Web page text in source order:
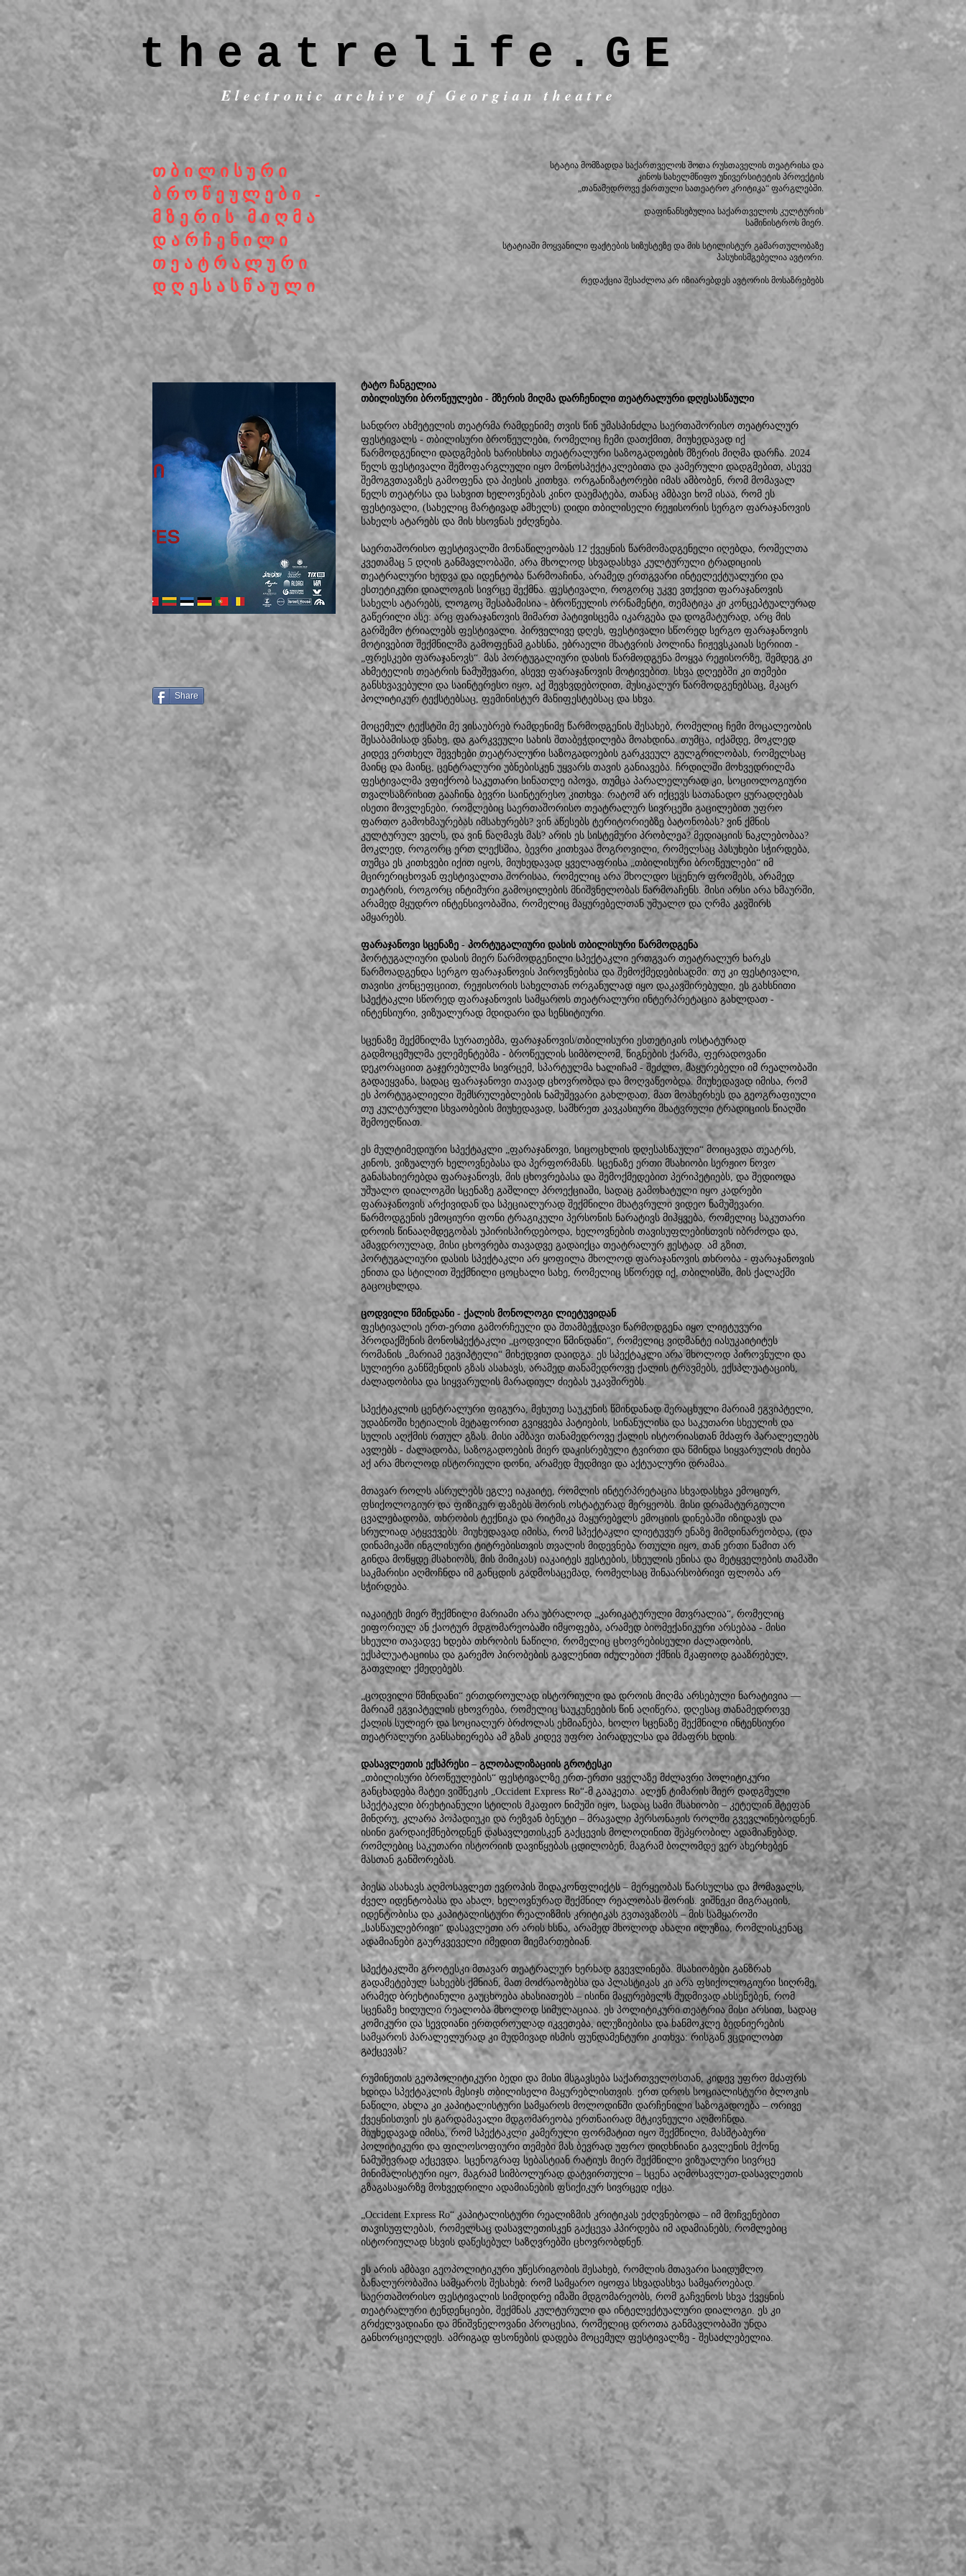
theatrelife.GE
Electronic archive of Georgian theatre
თბილისური
ბროწეულები -
მზერის მიღმა
დარჩენილი
თეატრალური
დღესასწაული
სტატია მომზადდა საქართველოს შოთა რუსთაველის თეატრისა და
კინოს სახელმწიფო უნივერსიტეტის პროექტის
„თანამედროვე ქართული სათეატრო კრიტიკა“ ფარგლებში.
დაფინანსებულია საქართველოს კულტურის
სამინისტროს მიერ.
სტატიაში მოყვანილი ფაქტების სიზუსტეზე და მის სტილისტურ გამართულობაზე
პასუხისმგებელია ავტორი.
რედაქცია შესაძლოა არ იზიარებდეს ავტორის მოსაზრებებს
Share
ტატო ჩანგელია
თბილისური ბროწეულები - მზერის მიღმა დარჩენილი თეატრალური დღესასწაული
სანდრო ახმეტელის თეატრმა რამდენიმე თვის წინ უმასპინძლა საერთაშორისო თეატრალურ
ფესტივალს - თბილისური ბროწეულები, რომელიც ჩემი დათქმით, მიუხედავად იქ
წარმოდგენილი დადგმების ხარისხისა თეატრალური საზოგადოების მზერის მიღმა დარჩა. 2024
წელს ფესტივალი შემოფარგლული იყო მონოსპექტაკლებითა და კამერული დადგმებით, ასევე
შემოგვთავაზეს გამოფენა და პიესის კითხვა. ორგანიზატორები იმას ამბობენ, რომ მომავალ
წელს თეატრსა და სახვით ხელოვნებას კინო დაემატება, თანაც ამბავი ხომ ისაა, რომ ეს
ფესტივალი, (სახელიც მარტივად ამხელს) დიდი თბილისელი რეჟისორის სერგო ფარაჯანოვის
სახელს ატარებს და მის ხსოვნას ეძღვნება.
საერთაშორისო ფესტივალში მონაწილეობას 12 ქვეყნის წარმომადგენელი იღებდა, რომელთა
კვეთამაც 5 დღის განმავლობაში, არა მხოლოდ სხვადასხვა კულტურული ტრადიციის
თეატრალური ხედვა და იდენტობა წარმოაჩინა, არამედ ერთგვარი ინტელექტუალური და
ესთეტიკური დიალოგის სივრცე შექმნა. ფესტივალი, როგორც უკვე ვთქვით ფარაჯანოვის
სახელს ატარებს, ლოგოც შესაბამისია - ბროწეულის ორნამენტი, თემატიკა კი კონცეპტუალურად
გაწერილი ასე: არც ფარაჯანოვის მიმართ პატივისცემა იკარგება და დოგმატურად, არც მის
გარშემო ტრიალებს ფესტივალი. პირველივე დღეს, ფესტივალი სწორედ სერგო ფარაჯანოვის
მოტივებით შექმნილმა გამოფენამ გახსნა, ებრაელი მხატვრის პოლინა ჩიჟევსკაიას სერიით -
„ფრესკები ფარაჯანოვს“. მას პორტუგალიური დასის წარმოდგენა მოყვა რეჟისორზე, შემდეგ კი
ახმეტელის თეატრის ნამუშევარი, ასევე ფარაჯანოვის მოტივებით. სხვა დღეებში კი თემები
განსხვავებული და საინტერესო იყო, აქ შევხვდებოდით, მუსიკალურ წარმოდგენებსაც, მკაცრ
პოლიტიკურ ტექსტებსაც, ფემინისტურ მანიფესტებსაც და სხვა.
მოცემულ ტექსტში მე ვისაუბრებ რამდენიმე წარმოდგენის შესახებ, რომელიც ჩემი მოცალეობის
შესაბამისად ვნახე, და გარკვეული სახის შთაბეჭდილება მოახდინა. თუმცა, იქამდე, მოკლედ
კიდევ ერთხელ შევეხები თეატრალური საზოგადოების გარკვეულ გულგრილობას, რომელსაც
მაინც და მაინც, ცენტრალური უბნებისკენ უყვარს თავის განიავება. ჩრდილში მოხვედრილმა
ფესტივალმა ვფიქრობ საკუთარი სინათლე იპოვა, თუმცა პარალელურად კი, სოციოლოგიური
თვალსაზრისით გააჩინა ბევრი საინტერესო კითხვა: რატომ არ იქცევს სათანადო ყურადღებას
ისეთი მოვლენები, რომლებიც საერთაშორისო თეატრალურ სივრცეში გაცილებით უფრო
ფართო გამოხმაურებას იმსახურებს? ვინ აწესებს ტერიტორიებზე ბატონობას? ვინ ქმნის
კულტურულ ველს, და ვინ ნაღმავს მას? არის ეს სისტემური პრობლეა? მედიაციის ნაკლებობაა?
მოკლედ, როგორც ერთ ლექსშია, ბევრი კითხვაა მოგროვილი, რომელსაც პასუხები სჭირდება,
თუმცა ეს კითხვები იქით იყოს, მიუხედავად ყველაფრისა „თბილისური ბროწეულები“ იმ
მცირერიცხოვან ფესტივალთა შორისაა, რომელიც არა მხოლდო სცენურ ფრომებს, არამედ
თეატრის, როგორც ინტიმური გამოცილების მნიშვნელობას წარმოაჩენს. მისი არსი არა ხმაურში,
არამედ მყუდრო ინტენსივობაშია, რომელიც მაყურებელთან უშუალო და ღრმა კავშირს
ამყარებს.
ფარაჯანოვი სცენაზე - პორტუგალიური დასის თბილისური წარმოდგენა
პორტუგალიური დასის მიერ წარმოდგენილი სპექტაკლი ერთგვარ თეატრალურ ხარკს
წარმოადგენდა სერგო ფარაჯანოვის პიროვნებისა და შემოქმედებისადმი. თუ კი ფესტივალი,
თავისი კონცეფციით, რეჟისორის სახელთან ორგანულად იყო დაკავშირებული, ეს გახსნითი
სპექტაკლი სწორედ ფარაჯანოვის სამყაროს თეატრალური ინტერპრეტაცია გახლდათ -
ინტენსიური, ვიზუალურად მდიდარი და სენსიტიური.
სცენაზე შექმნილმა სურათებმა, ფარაჯანოვის/თბილისური ესთეტიკის ოსტატურად
გადმოცემულმა ელემენტებმა - ბროწეულის სიმბოლომ, წიგნების ქარმა, ფერადოვანი
დეკორაციით გაჯერებულმა სივრცემ, სპარტულმა ხალიჩამ - შეძლო, მაყურებელი იმ რეალობაში
გადაეყვანა, სადაც ფარაჯანოვი თავად ცხოვრობდა და მოღვაწეობდა. მიუხედავად იმისა, რომ
ეს პორტუგალიელი შემსრულებლების ნამუშევარი გახლდათ, მათ მოახერხეს და გეოგრაფიული
თუ კულტურული სხვაობების მიუხედავად, სამხრეთ კავკასიური მხატვრული ტრადიციის წიაღში
შემოეღწიათ.
ეს მულტიმედიური სპექტაკლი „ფარაჯანოვი, სიცოცხლის დღესასწაული“ მოიცავდა თეატრს,
კინოს, ვიზუალურ ხელოვნებასა და პერფორმანს. სცენაზე ერთი მსახიობი სერჟიო ნოვო
განასახიერებდა ფარაჯანოვს, მის ცხოვრებასა და შემოქმედებით პერიპეტიებს, და შედიოდა
უშუალო დიალოგში სცენაზე გაშლილ პროექციაში, სადაც გამოხატული იყო კადრები
ფარაჯანოვის არქივიდან და სპეციალურად შექმნილი მხატვრული ვიდეო ნამუშევარი.
წარმოდგენის ემოციური ფონი ტრაგიკული პერსონის ნარატივს მიჰყვება, რომელიც საკუთარი
დროის წინააღმდეგობას უპირისპირდებოდა, ხელოვნების თავისუფლებისთვის იბრძოდა და,
ამავდროულად, მისი ცხოვრება თავადვე გადაიქცა თეატრალურ ჟესტად. ამ გზით,
პორტუგალიური დასის სპექტაკლი არ ყოფილა მხოლოდ ფარაჯანოვის თხრობა - ფარაჯანოვის
ენითა და სტილით შექმნილი ცოცხალი სახე, რომელიც სწორედ იქ, თბილისში, მის ქალაქში
გაცოცხლდა.
ცოდვილი წმინდანი - ქალის მონოლოგი ლიეტუვიდან
ფესტივალის ერთ-ერთი გამორჩეული და შთამბეჭდავი წარმოდგენა იყო ლიეტუვური
პროდაქშენის მონოსპექტაკლი „ცოდვილი წმინდანი“, რომელიც ვიდმანტე იასუკაიტიტეს
რომანის „მარიამ ეგვიპტელი“ მიხედვით დაიდგა. ეს სპექტაკლი არა მხოლოდ პიროვნული და
სულიერი განწმენდის გზას ასახავს, არამედ თანამედროვე ქალის ტრავმებს, ექსპლუატაციის,
ძალადობისა და სიყვარულის მარადიულ ძიებას უკავშირებს.
სპექტაკლის ცენტრალური ფიგურა, მეხუთე საუკუნის წმინდანად შერაცხული მარიამ ეგვიპტელი,
უდაბნოში ხეტიალის მეტაფორით გვიყვება პატიების, სინანულისა და საკუთარი სხეულის და
სულის აღქმის რთულ გზას. მისი ამბავი თანამედროვე ქალის ისტორიასთან მძაფრ პარალელებს
ავლებს - ძალადობა, საზოგადოების მიერ დაკისრებული ტვირთი და წმინდა სიყვარულის ძიება
აქ არა მხოლოდ ისტორიული დონი, არამედ მუდმივი და აქტუალური დრამაა.
მთავარ როლს ასრულებს ეგლე იაკაიტე, რომლის ინტერპრეტაცია სხვადასხვა ემოციურ,
ფსიქოლოგიურ და ფიზიკურ ფაზებს შორის ოსტატურად მერყეობს. მისი დრამატურგიული
ცვალებადობა, თხრობის ტექნიკა და რიტმიკა მაყურებელს ემოციის დინებაში იზიდავს და
სრულიად ატყვევებს. მიუხედავად იმისა, რომ სპექტაკლი ლიეტუვურ ენაზე მიმდინარეობდა, (და
დინამიკაში ინგლისური ტიტრებისთვის თვალის მიდევნება რთული იყო, თან ერთი წამით არ
გინდა მოწყდე მსახიობს, მის მიმიკას) იაკაიტეს ჟესტების, სხეულის ენისა და მეტყველების თამაში
საკმარისი აღმოჩნდა იმ განცდის გადმოსაცემად, რომელსაც შინაარსობრივი ფლობა არ
სჭირდება.
იაკაიტეს მიერ შექმნილი მარიამი არა უბრალოდ „კარიკატურული მთვრალია“, რომელიც
ეიფორიულ ან ქაოტურ მდგომარეობაში იმყოფება, არამედ ბიომექანიკური არსებაა - მისი
სხეული თავადვე ხდება თხრობის ნაწილი, რომელიც ცხოვრებისეული ძალადობის,
ექსპლუატაციისა და გარემო პირობების გავლენით იძულებით ქმნის მკაფიოდ გააზრებულ,
გათვლილ ქმედებებს.
„ცოდვილი წმინდანი“ ერთდროულად ისტორიული და დროის მიღმა არსებული ნარატივია —
მარიამ ეგვიპტელის ცხოვრება, რომელიც საუკუნეების წინ აღიწერა, დღესაც თანამედროვე
ქალის სულიერ და სოციალურ ბრძოლას ეხმიანება, ხოლო სცენაზე შექმნილი ინტენსიური
თეატრალური განსახიერება ამ გზას კიდევ უფრო პირადულსა და მძაფრს ხდის.
დასავლეთის ექსპრესი – გლობალიზაციის გროტესკი
„თბილისური ბროწეულების“ ფესტივალზე ერთ-ერთი ყველაზე მძლავრი პოლიტიკური
განცხადება მატეი ვიშნეკის „Occident Express Ro“-მ გააკეთა. ალენ ტიმარის მიერ დადგმული
სპექტაკლი ბრეხტიანული სტილის მკაფიო ნიმუში იყო, სადაც სამი მსახიობი – კეტელინ შტეფან
მინდრუ, კლარა პოპადიუკი და რეზვან ბენუტი – მრავალი პერსონაჟის როლში გვევლინებოდნენ.
ისინი გარდაიქმნებოდნენ დასავლეთისკენ გაქცევის მოლოდინით შეპყრობილ ადამიანებად,
რომლებიც საკუთარი ისტორიის დავიწყებას ცდილობენ, მაგრამ ბოლომდე ვერ ახერხებენ
მასთან განშორებას.
პიესა ასახავს აღმოსავლეთ ევროპის შიდაკონფლიქტს – მერყეობას წარსულსა და მომავალს,
ძველ იდენტობასა და ახალ, ხელოვნურად შექმნილ რეალობას შორის. ვიშნეკი მიგრაციის,
იდენტობისა და კაპიტალისტური რეალიზმის კრიტიკას გვთავაზობს – მის სამყაროში
„სასწაულებრივი“ დასავლეთი არ არის ხსნა, არამედ მხოლოდ ახალი ილუზია, რომლისკენაც
ადამიანები გაურკვეველი იმედით მიემართებიან.
სპექტაკლში გროტესკი მთავარ თეატრალურ ხერხად გვევლინება. მსახიობები განზრახ
გადამეტებულ სახეებს ქმნიან, მათ მოძრაობებსა და პლასტიკას კი არა ფსიქოლოგიური სიღრმე,
არამედ ბრეხტიანული გაუცხოება ახასიათებს – ისინი მაყურებელს მუდმივად ახსენებენ, რომ
სცენაზე ხილული რეალობა მხოლოდ სიმულაციაა. ეს პოლიტიკური თეატრია მისი არსით, სადაც
კომიკური და სევდიანი ერთდროულად იკვეთება, ილუზიებისა და ხანმოკლე ბედნიერების
სამყაროს პარალელურად კი მუდმივად ისმის ფუნდამენტური კითხვა: რისგან ვცდილობთ
გაქცევას?
რუმინეთის გეოპოლიტიკური ბედი და მისი მსგავსება საქართველოსთან, კიდევ უფრო მძაფრს
ხდიდა სპექტაკლის მესიჯს თბილისელი მაყურებლისთვის. ერთ დროს სოციალისტური ბლოკის
ნაწილი, ახლა კი კაპიტალისტური სამყაროს მოლოდინში დარჩენილი საზოგადოება – ორივე
ქვეყნისთვის ეს გარდამავალი მდგომარეობა ერთნაირად მტკივნეული აღმოჩნდა.
მიუხედავად იმისა, რომ სპექტაკლი კამერული ფორმატით იყო შექმნილი, მასშტაბური
პოლიტიკური და ფილოსოფიური თემები მას ბევრად უფრო დიდხნიანი გავლენის მქონე
ნამუშევრად აქცევდა. სცენოგრაფ სებასტიან რატიუს მიერ შექმნილი ვიზუალური სივრცე
მინიმალისტური იყო, მაგრამ სიმბოლურად დატვირთული – სცენა აღმოსავლეთ-დასავლეთის
გზაგასაყარზე მოხვედრილი ადამიანების ფსიქიკურ სივრცედ იქცა.
„Occident Express Ro“ კაპიტალისტური რეალიზმის კრიტიკას ეძღვნებოდა – იმ მოჩვენებით
თავისუფლებას, რომელსაც დასავლეთისკენ გაქცევა ჰპირდება იმ ადამიანებს, რომლებიც
ისტორიულად სხვის დაწესებულ საზღვრებში ცხოვრობდნენ.
ეს არის ამბავი გეოპოლიტიკური უწესრიგობის შესახებ, რომლის მთავარი საიდუმლო
ბანალურობაშია სამყაროს შესახებ: რომ სამყარო იყოფა სხვადასხვა სამყაროებად.
საერთაშორისო ფესტივალის სიმდიდრე იმაში მდგომარეობს, რომ გაჩვენოს სხვა ქვეყნის
თეატრალური ტენდენციები, შექმნას კულტურული და ინტელექტუალური დიალოგი. ეს კი
გრძელვადიანი და მნიშვნელოვანი პროცესია, რომელიც დროთა განმავლობაში უნდა
განხორციელდეს. ამრიგად ფსონების დადება მოცემულ ფესტივალზე - შესაძლებელია.